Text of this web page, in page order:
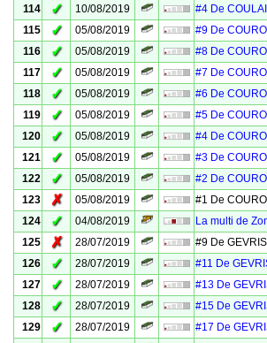
114
✓ 10/08/2019
#4 De
115
✓ 05/08/2019
#9 De
116
✓ 05/08/2019
#8 De
117
✓ 05/08/2019
#7 De
118
✓ 05/08/2019
#6 De
119
✓ 05/08/2019
#5 De
120
✓ 05/08/2019
#4 De
121
✓ 05/08/2019
#3 De
122
✓ 05/08/2019
#2 De
123
✗ 05/08/2019
#1 De
124
✓ 04/08/2019
La multi de
125
✗ 28/07/2019
#9 De
126
✓ 28/07/2019
#11 De
127
✓ 28/07/2019
#13 De
128
✓ 28/07/2019
#15 De
129
✓ 28/07/2019
#17 De